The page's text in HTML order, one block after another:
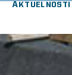
Aktuelnosti